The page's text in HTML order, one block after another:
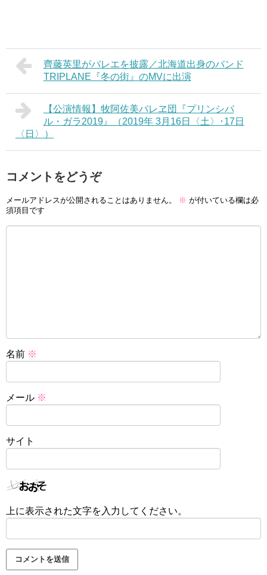
齊藤英里がバレエを披露／北海道出身のバンド
TRIPLANE『冬の街』のMVに出演
【公演情報】牧阿佐美バレヱ団『プリンシパ
ル・ガラ2019』（2019年 3月16日〈土〉･17日
〈日〉）
コメントをどうぞ
メールアドレスが公開されることはありません。 ※ が付いている欄は必
須項目です
名前 ※
メール ※
サイト
上に表示された文字を入力してください。